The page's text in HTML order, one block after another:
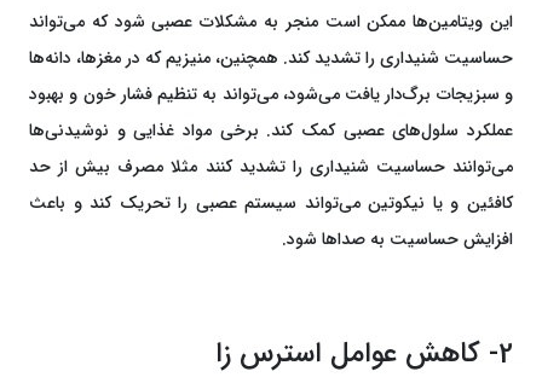
این ویتامین‌ها ممکن است منجر به مشکلات عصبی شود که می‌تواند
حساسیت شنیداری را تشدید کند. همچنین، منیزیم که در مغزها، دانه‌ها
و سبزیجات برگ‌دار یافت می‌شود، می‌تواند به تنظیم فشار خون و بهبود
عملکرد سلول‌های عصبی کمک کند. برخی مواد غذایی و نوشیدنی‌ها
می‌توانند حساسیت شنیداری را تشدید کنند مثلا مصرف بیش از حد
کافئین و یا نیکوتین می‌تواند سیستم عصبی را تحریک کند و باعث
افزایش حساسیت به صداها شود.
2- کاهش عوامل استرس زا